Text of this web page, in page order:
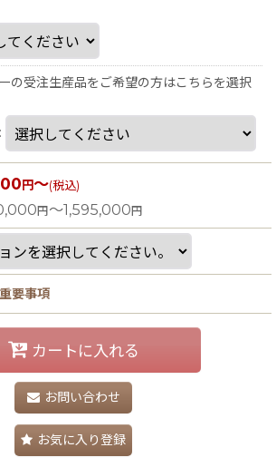
の受注生産品をご希望の方はこちらを選択
:
円～(税込)
円 ～1,595,000 円
要事項
カートに入れる
お問い合わせ
お気に入り登録